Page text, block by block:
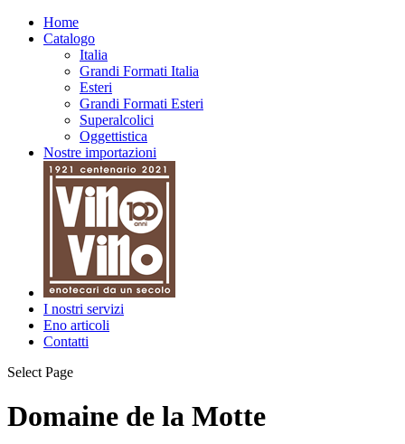
Home
Catalogo
Italia
Grandi Formati Italia
Esteri
Grandi Formati Esteri
Superalcolici
Oggettistica
Nostre importazioni
I nostri servizi
Eno articoli
Contatti
Select Page
Domaine de la Motte